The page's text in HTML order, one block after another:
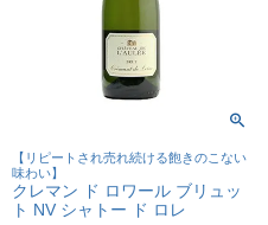
【リピートされ売れ続ける飽きのこない
味わい】
クレマン ド ロワール ブリュッ
ト NV シャトー ド ロレ